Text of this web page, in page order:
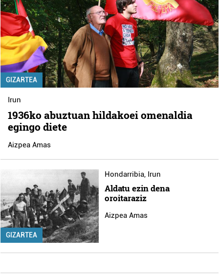
GIZARTEA
Irun
1936ko abuztuan hildakoei omenaldia
egingo diete
Aizpea Amas
GIZARTEA
Hondarribia, Irun
Aldatu ezin dena
oroitaraziz
Aizpea Amas